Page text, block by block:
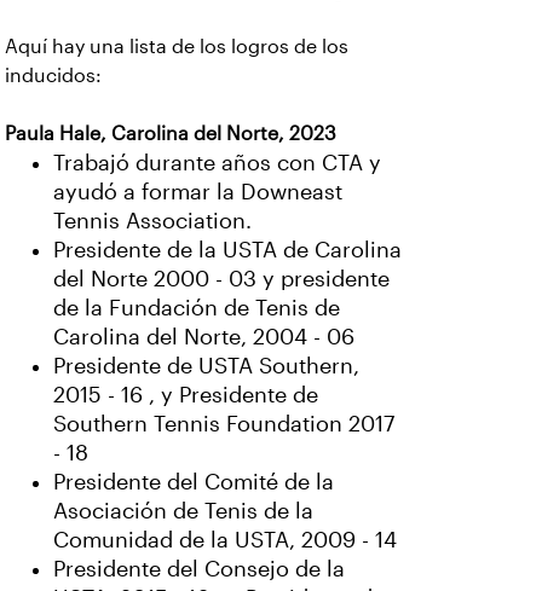
Aquí hay una lista de los logros de los
inducidos:
Paula Hale, Carolina del Norte, 2023
Trabajó durante años con CTA y
ayudó a formar la Downeast
Tennis Association.
Presidente de la USTA de Carolina
del Norte 2000 - 03 y presidente
de la Fundación de Tenis de
Carolina del Norte, 2004 - 06
Presidente de USTA Southern,
2015 - 16 , y Presidente de
Southern Tennis Foundation 2017
- 18
Presidente del Comité de la
Asociación de Tenis de la
Comunidad de la USTA, 2009 - 14
Presidente del Consejo de la